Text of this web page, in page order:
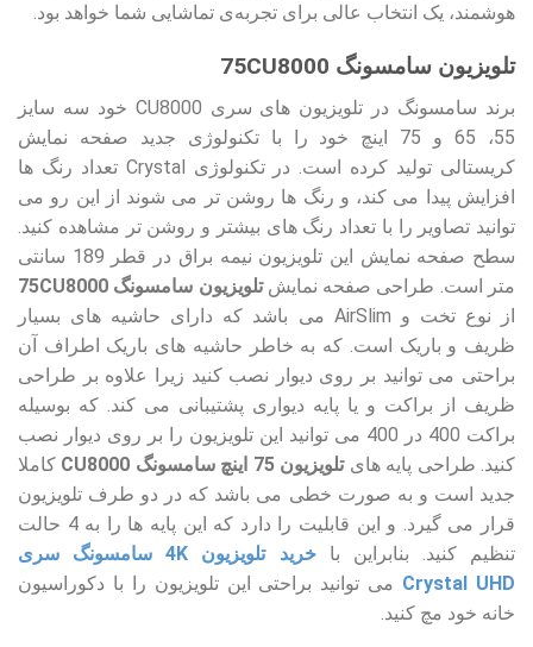
هوشمند، یک انتخاب عالی برای تجربه‌ی تماشایی شما خواهد بود.
تلویزیون سامسونگ 75CU8000
برند سامسونگ در تلویزیون های سری CU8000 خود سه سایز
55، 65 و 75 اینچ خود را با تکنولوژی جدید صفحه نمایش
کریستالی تولید کرده است. در تکنولوژی Crystal تعداد رنگ ها
افزایش پیدا می کند، و رنگ ها روشن تر می شوند از این رو می
توانید تصاویر را با تعداد رنگ های بیشتر و روشن تر مشاهده کنید.
سطح صفحه نمایش این تلویزیون نیمه براق در قطر 189 سانتی
متر است. طراحی صفحه نمایشتلویزیون سامسونگ 75CU8000
از نوع تخت و AirSlim می باشد که دارای حاشیه های بسیار
ظریف و باریک است. که به خاطر حاشیه های باریک اطراف آن
براحتی می توانید بر روی دیوار نصب کنید زیرا علاوه بر طراحی
ظریف از براکت و یا پایه دیواری پشتیبانی می کند. که بوسیله
براکت 400 در 400 می توانید این تلویزیون را بر روی دیوار نصب
کنید. طراحی پایه هایتلویزیون 75 اینچ سامسونگ CU8000
کاملا
جدید است و به صورت خطی می باشد که در دو طرف تلویزیون
قرار می گیرد. و این قابلیت را دارد که این پایه ها را به 4 حالت
تنظیم کنید. بنابراین با
خرید تلویزیون 4K سامسونگ سری
Crystal UHD می توانید براحتی این تلویزیون را با دکوراسیون
خانه خود مچ کنید.